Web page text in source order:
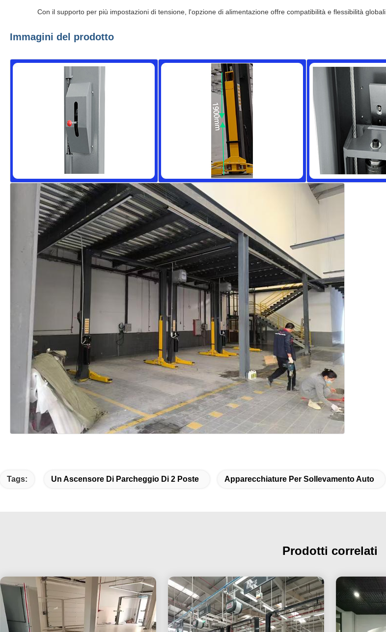
Con il supporto per più impostazioni di tensione, l'opzione di alimentazione offre compatibilità e flessibilità globali.
Immagini del prodotto
Tags: Un Ascensore Di Parcheggio Di 2 Poste Apparecchiature Per Sollevamento Auto
Prodotti correlati